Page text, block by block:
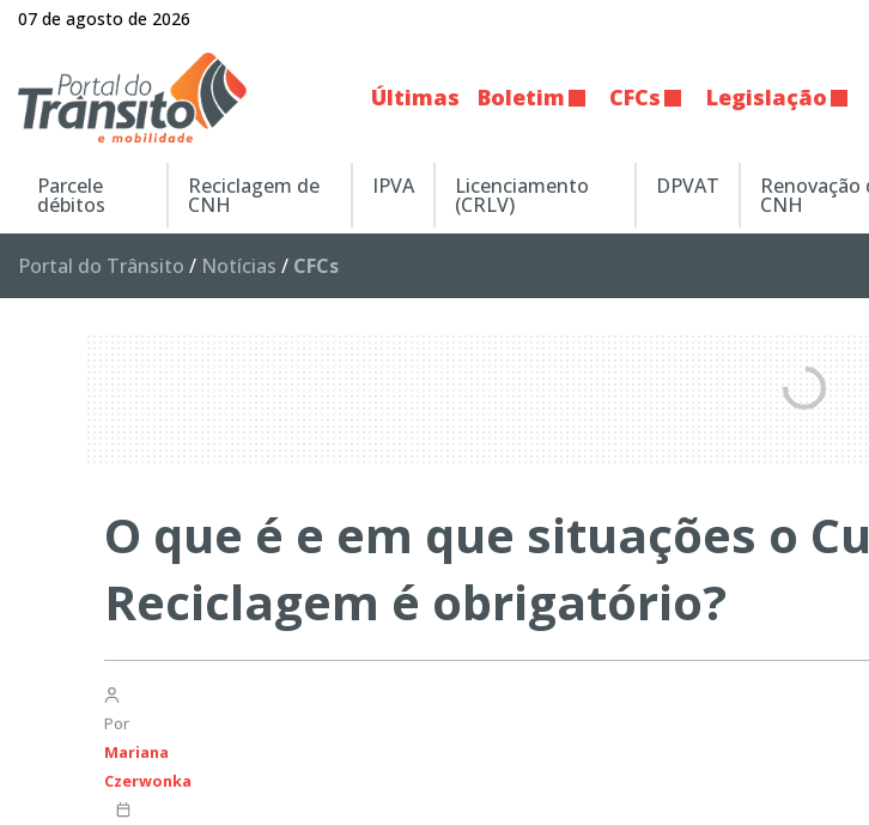
07 de agosto de 2026
Últimas Boletim CFCs Legislação
Parcele
débitos
Reciclagem de
CNH
IPVA Licenciamento
(CRLV)
DPVAT Renovação
CNH
Portal do Trânsito / Notícias / CFCs
O que é e em que situações o
Reciclagem é obrigatório?
Por
Mariana
Czerwonka